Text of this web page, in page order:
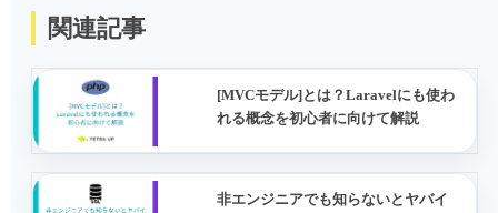
関連記事
[MVCモデル]とは？Laravelにも使わ
れる概念を初心者に向けて解説
非エンジニアでも知らないとヤバイ